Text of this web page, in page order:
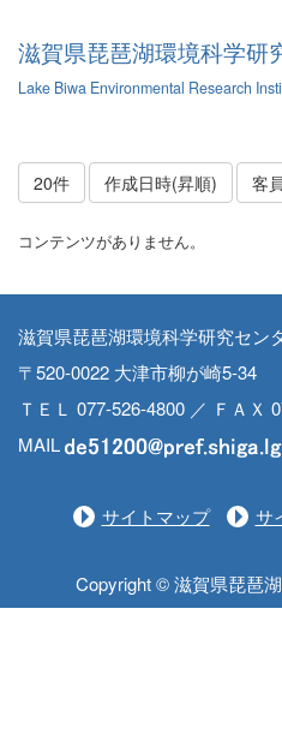
滋賀県琵琶湖環境科学研
Lake Biwa Environmental Research
20件 作成日時(昇順) 客
コンテンツがありません。
滋賀県琵琶湖環境科学研究セン
〒520-0022 大津市柳が崎5-34
ＴＥＬ 077-526-4800 ／ ＦＡＸ
MAIL
サイトマップ サ
Copyright © 滋賀県琵琶